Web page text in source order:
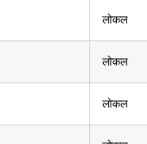
लोकल
लोकल
लोकल